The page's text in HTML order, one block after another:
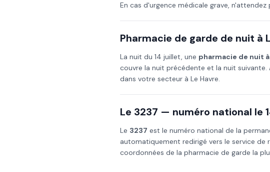
En cas d'urgence médicale grave, n'attendez
Pharmacie de garde de nuit à
La nuit du 14 juillet, une pharmacie de nuit à
couvre la nuit précédente et la nuit suivante.
dans votre secteur à Le Havre.
Le 3237 — numéro national le
Le 3237 est le numéro national de la
automatiquement redirigé vers le service
coordonnées de la pharmacie de garde la